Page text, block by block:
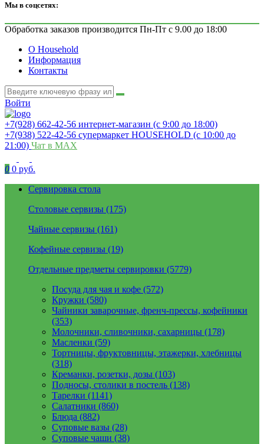
Мы в соцсетях:
Обработка заказов производится Пн-Пт с 9.00 до 18:00
О Household
Информация
Контакты
Войти
+7(928) 662-42-56 интернет-магазин (с 9:00 до 18:00)
+7(938) 522-42-56 супермаркет HOUSEHOLD (с 10:00 до
21:00) Чат в MAX
0 0 руб.
Сервировка стола
Столовые сервизы (175)
Чайные сервизы (161)
Кофейные сервизы (19)
Отдельные предметы сервировки (5779)
Посуда для чая и кофе (572)
Кружки (580)
Чайники заварочные, френч-прессы, кофейники
(353)
Молочники, сливочники, сахарницы (178)
Масленки (59)
Тортницы, фруктовницы, этажерки, хлебницы
(318)
Креманки, розетки, дозы (103)
Подносы, столики в постель (138)
Тарелки (1141)
Салатники (860)
Блюда (882)
Суповые вазы (28)
Суповые чаши (38)